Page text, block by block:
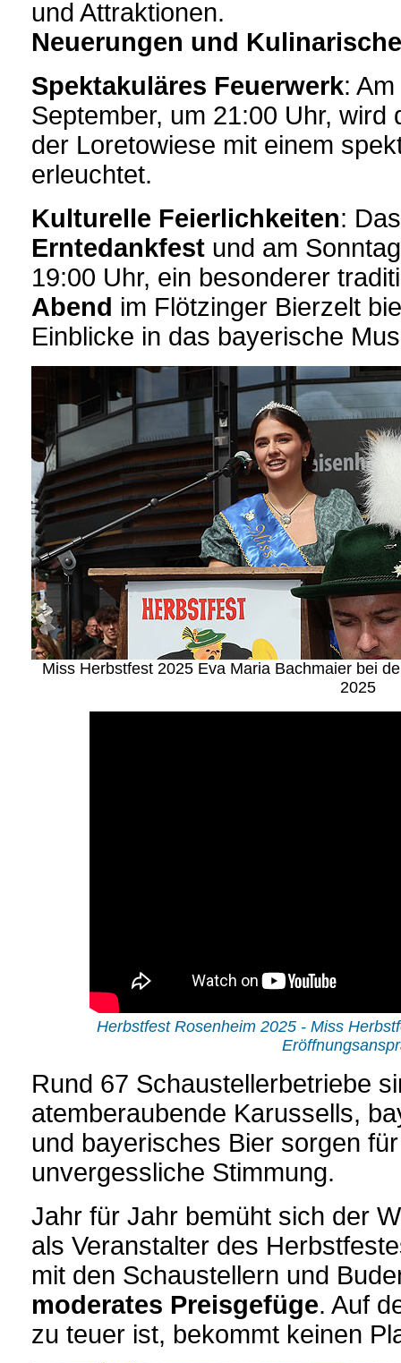
und Attraktionen.
Neuerungen und
Spektakuläres Feuerwerk:
September, um 21:00 Uhr, wird
der Loretowiese mit einem
erleuchtet.
Kulturelle Feierlichkeiten:
Erntedankfest und am
19:00 Uhr, ein besonderer
Abend im Flötzinger Bierzelt
Einblicke in das bayerische
Miss Herbstfest 2025 Eva Maria Bachmaier bei
2025
Herbstfest Rosenheim 2025 - Miss
Rund 67 Schaustellerbetriebe
atemberaubende Karussells,
und bayerisches Bier sorgen
unvergessliche Stimmung.
Jahr für Jahr bemüht sich der
als Veranstalter des
mit den Schaustellern und
moderates Preisgefüge. Auf
zu teuer ist, bekommt keinen